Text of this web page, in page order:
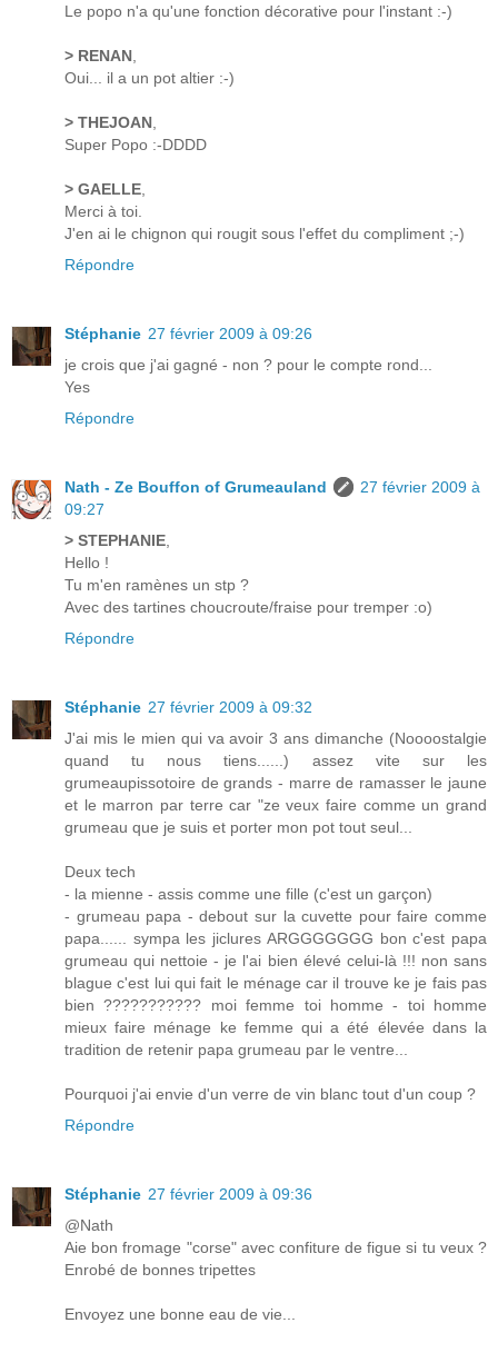
Le popo n'a qu'une fonction décorative pour l'instant :-)
> RENAN,
Oui... il a un pot altier :-)
> THEJOAN,
Super Popo :-DDDD
> GAELLE,
Merci à toi.
J'en ai le chignon qui rougit sous l'effet du compliment ;-)
Répondre
Stéphanie 27 février 2009 à 09:26
je crois que j'ai gagné - non ? pour le compte rond...
Yes
Répondre
Nath - Ze Bouffon of Grumeauland
27 février 2009 à
09:27
> STEPHANIE,
Hello !
Tu m'en ramènes un stp ?
Avec des tartines choucroute/fraise pour tremper :o)
Répondre
Stéphanie 27 février 2009 à 09:32
J'ai mis le mien qui va avoir 3 ans dimanche (Noooostalgie
quand tu nous tiens......) assez vite sur les
grumeaupissotoire de grands - marre de ramasser le jaune
et le marron par terre car "ze veux faire comme un grand
grumeau que je suis et porter mon pot tout seul...
Deux tech
- la mienne - assis comme une fille (c'est un garçon)
- grumeau papa - debout sur la cuvette pour faire comme
papa...... sympa les jiclures ARGGGGGGG bon c'est papa
grumeau qui nettoie - je l'ai bien élevé celui-là !!! non sans
blague c'est lui qui fait le ménage car il trouve ke je fais pas
bien ??????????? moi femme toi homme - toi homme
mieux faire ménage ke femme qui a été élevée dans la
tradition de retenir papa grumeau par le ventre...
Pourquoi j'ai envie d'un verre de vin blanc tout d'un coup ?
Répondre
Stéphanie 27 février 2009 à 09:36
@Nath
Aie bon fromage "corse" avec confiture de figue si tu veux ?
Enrobé de bonnes tripettes
Envoyez une bonne eau de vie...